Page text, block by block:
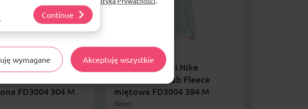
Nike
FD3004 304 M
Bluza dla dzieci Nike
Sportswear Club Fleece
miętowa FD3004 394 M
Dzieci
wymagane Akceptuję wszystkie
Continue